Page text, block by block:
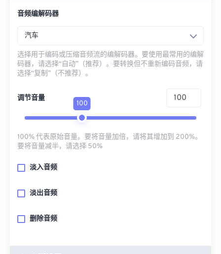
音频编解码器
汽车
选择用于编码或压缩音频流的编解码器。要使用最常用的编解
码器，请选择“自动”（推荐）。要转换但不重新编码音频，请
选择“复制”（不推荐）。
调节音量
100
100% 代表原始音量。要将音量加倍，请将其增加到 200%。
要将音量减半，请选择 50%
淡入音频
淡出音频
删除音频